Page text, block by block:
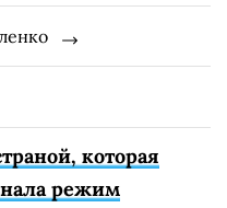
которая
режим